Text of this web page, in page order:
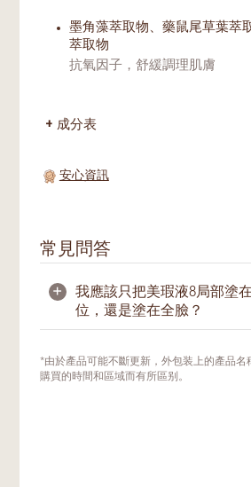
墨角藻萃取物、藥鼠尾草葉萃
萃取物
抗氧因子，舒緩調理肌膚
成分表
安心資訊
常見問答
+
我應該只把美瑕液8局部塗
位，還是塗在全臉？
我們建議局部塗抹在所需部位
況。視肌膚情況而定，也可以
*由於產品可能不斷更新，外包装上的產品名
購買的時間和區域而有所區别。